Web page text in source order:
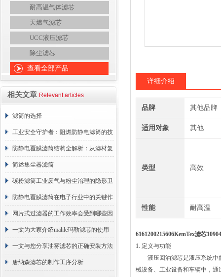
耐高温气体滤芯
天燃气滤芯
UCC液压滤芯
除尘滤芯
查看全部产品
相关文章 Relevant articles
滤筒的选择
工业安全守护者：阻燃防静电滤筒的技
术原理与应用解析
防静电覆膜滤筒结构全解析：从滤材复
合到整体成型
简述集尘器滤筒
碳粉滤筒工业废气与粉尘治理的隐形卫
士
防静电覆膜滤筒在电子行业中的关键作
用
网片式过滤器的工作效率会受到哪些因
素的影响？
一文为大家介绍mahle玛勒滤芯的使用
原理
一文与您分享油雾滤芯的正确安装方法
唐纳森滤芯的制作工序分析
详细介绍
品牌 其他品牌
适用对象 其他
类型 高效
性能 耐高温
6161200215606KemTex滤芯
1. 定义与功能
液压回油滤芯是液压系统中的
械设备、工业设备和车辆中，